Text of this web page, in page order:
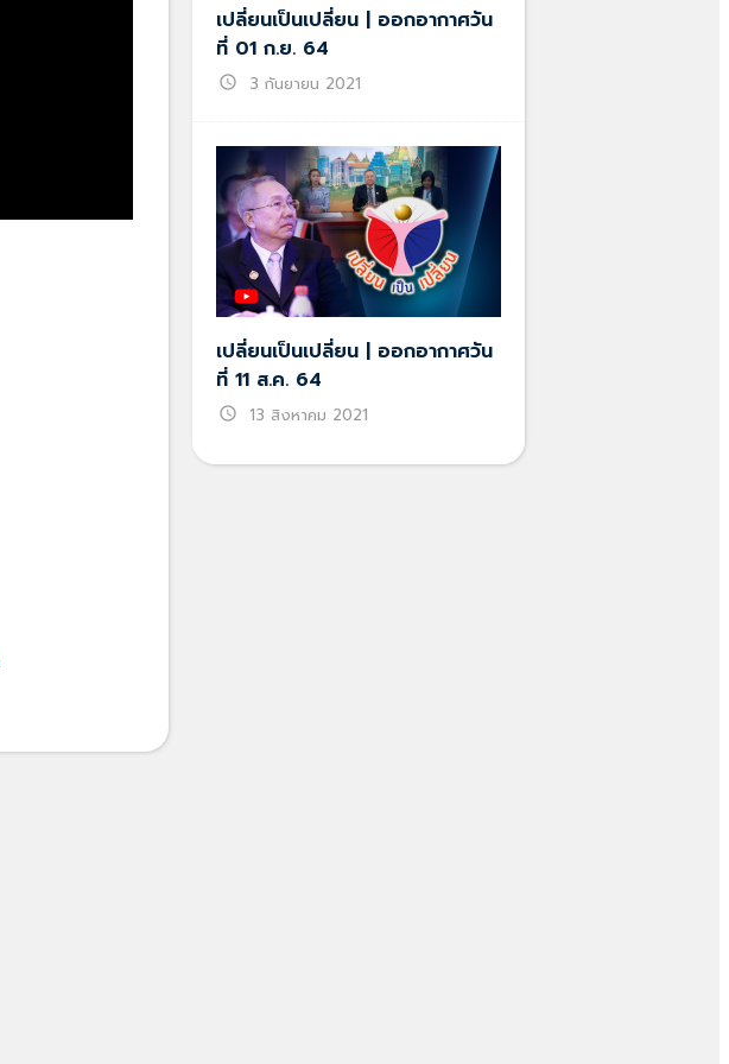
เปลี่ยนเป็นเปลี่ยน | ออกอากาศวัน
ที่ 01 ก.ย. 64
schedule 3 กันยายน 2021
เปลี่ยนเป็นเปลี่ยน | ออกอากาศวัน
ที่ 11 ส.ค. 64
schedule 13 สิงหาคม 2021